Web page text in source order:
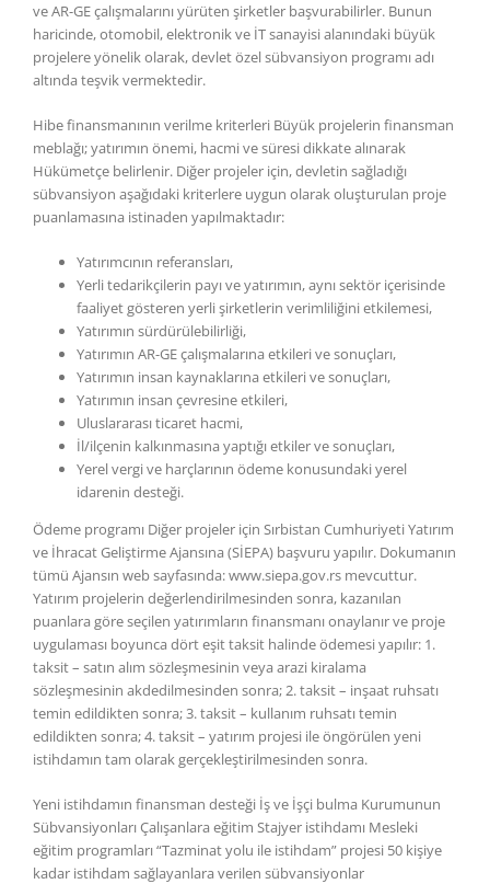
ve AR-GE çalışmalarını yürüten şirketler başvurabilirler. Bunun
haricinde, otomobil, elektronik ve İT sanayisi alanındaki büyük
projelere yönelik olarak, devlet özel sübvansiyon programı adı
altında teşvik vermektedir.
Hibe finansmanının verilme kriterleri Büyük projelerin finansman
meblağı; yatırımın önemi, hacmi ve süresi dikkate alınarak
Hükümetçe belirlenir. Diğer projeler için, devletin sağladığı
sübvansiyon aşağıdaki kriterlere uygun olarak oluşturulan proje
puanlamasına istinaden yapılmaktadır:
Yatırımcının referansları,
Yerli tedarikçilerin payı ve yatırımın, aynı sektör içerisinde
faaliyet gösteren yerli şirketlerin verimliliğini etkilemesi,
Yatırımın sürdürülebilirliği,
Yatırımın AR-GE çalışmalarına etkileri ve sonuçları,
Yatırımın insan kaynaklarına etkileri ve sonuçları,
Yatırımın insan çevresine etkileri,
Uluslararası ticaret hacmi,
İl/ilçenin kalkınmasına yaptığı etkiler ve sonuçları,
Yerel vergi ve harçlarının ödeme konusundaki yerel
idarenin desteği.
Ödeme programı Diğer projeler için Sırbistan Cumhuriyeti Yatırım
ve İhracat Geliştirme Ajansına (SİEPA) başvuru yapılır. Dokumanın
tümü Ajansın web sayfasında: www.siepa.gov.rs mevcuttur.
Yatırım projelerin değerlendirilmesinden sonra, kazanılan
puanlara göre seçilen yatırımların finansmanı onaylanır ve proje
uygulaması boyunca dört eşit taksit halinde ödemesi yapılır: 1.
taksit – satın alım sözleşmesinin veya arazi kiralama
sözleşmesinin akdedilmesinden sonra; 2. taksit – inşaat ruhsatı
temin edildikten sonra; 3. taksit – kullanım ruhsatı temin
edildikten sonra; 4. taksit – yatırım projesi ile öngörülen yeni
istihdamın tam olarak gerçekleştirilmesinden sonra.
Yeni istihdamın finansman desteği İş ve İşçi bulma Kurumunun
Sübvansiyonları Çalışanlara eğitim Stajyer istihdamı Mesleki
eğitim programları “Tazminat yolu ile istihdam” projesi 50 kişiye
kadar istihdam sağlayanlara verilen sübvansiyonlar